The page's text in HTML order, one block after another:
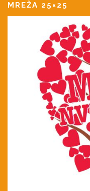
MREŽA 25×25